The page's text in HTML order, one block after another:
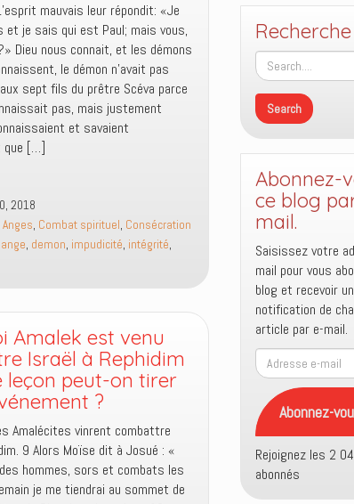
mauvais leur répondit: «Je
et je sais qui est Paul; mais vous,
Dieu nous connait, et les démons
le démon n’avait pas
sept fils du prêtre Scéva parce
pas, mais justement
et savaient
que […]
2018
Anges, Combat spirituel, Consécration
ange, demon, impudicité, intégrité,
Amalek est venu
Israël à Rephidim
leçon peut-on tirer
?
Amalécites vinrent combattre
9 Alors Moïse dit à Josué : «
hommes, sors et combats les
je me tiendrai au sommet de
Recherche
Abonnez-
ce blog
mail.
Saisissez votre
mail pour vous
blog et recevoir
notification de
article par e-mail.
Adresse
e-
mail
Abonnez-
Rejoignez les 2
abonnés